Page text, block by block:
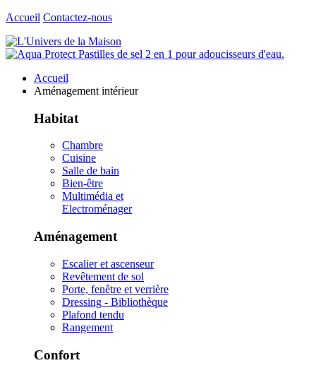
Accueil Contactez-nous
Accueil
Aménagement intérieur
Habitat
Chambre
Cuisine
Salle de bain
Bien-être
Multimédia et
Electroménager
Aménagement
Escalier et ascenseur
Revêtement de sol
Porte, fenêtre et verrière
Dressing - Bibliothèque
Plafond tendu
Rangement
Confort